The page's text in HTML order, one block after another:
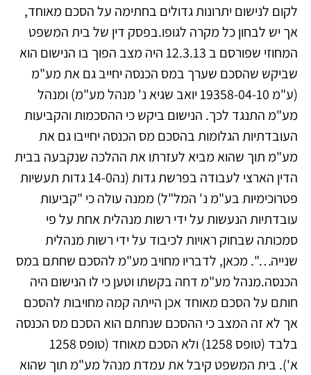
לקום לנישום יתרונות גדולים בחתימה על הסכם מאוחד,
אך יש לבחון כל מקרה לגופו.בפסק דין של בית המשפט
המחוזי שפורסם ב 12.3.13 היה מצב הפוך בו הנישום הוא
שביקש שהסכם שערך במס הכנסה יחייב גם את מע"מ
(ע"מ 19358-04-10 יואב שגיא נ' מנהל מע"מ) ומנהל
מע"מ התנגד לכך. הנישום ביקש כי ההסכמות והקביעות
העובדתיות הגלומות בהסכם מס הכנסה יחייבו גם את
מע"מ תוך שהוא מביא לעזרתו את ההלכה שנקבעה בבית
הדין הארצי לעבודה בפרשת גדות (נה14-0 גדות תעשיות
פטרוכימיות בע"מ נ' המל"ל) ממנה עולה כי "קביעות
עובדתיות הנעשות על ידי רשות מנהלית אחת על פי
סמכותה שבחוק ראויות לכיבוד על ידי רשות מנהלית
שנייה…". מכאן, לדבריו מחויב מע"מ להסכם שחתם במס
הכנסה.מנהל מע"מ דחה בקשתו וטען כי לו הנישום היה
חותם על הסכם מאוחד אכן הייתה קמה מחויבות להסכם
אך לא זה המצב כי ההסכם שנחתם הוא הסכם מס הכנסה
בלבד (טופס 1258) ולא הסכם מאוחד (טופס 1258
א'). בית המשפט קיבל את עמדת מנהל מע"מ תוך שהוא